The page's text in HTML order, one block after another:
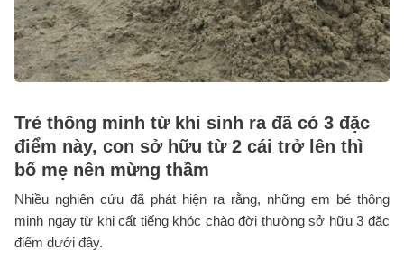
Trẻ thông minh từ khi sinh ra đã có 3 đặc
điểm này, con sở hữu từ 2 cái trở lên thì
bố mẹ nên mừng thầm
Nhiều nghiên cứu đã phát hiện ra rằng, những em bé thông
minh ngay từ khi cất tiếng khóc chào đời thường sở hữu 3 đặc
điểm dưới đây.